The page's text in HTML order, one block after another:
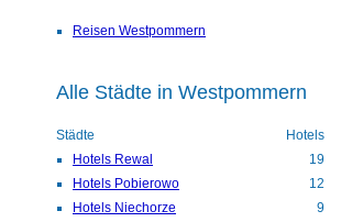
Reisen Westpommern
Alle Städte in Westpommern
Städte
Hotels
Hotels Rewal
19
Hotels Pobierowo
12
Hotels Niechorze
9